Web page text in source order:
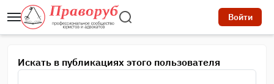
Войти
Искать в публикациях этого пользователя